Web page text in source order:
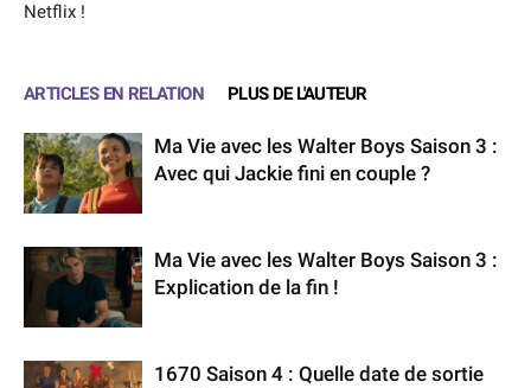
Netflix !
ARTICLES EN RELATION PLUS DE L'AUTEUR
Ma Vie avec les Walter Boys Saison 3 :
Avec qui Jackie fini en couple ?
Ma Vie avec les Walter Boys Saison 3 :
Explication de la fin !
1670 Saison 4 : Quelle date de sortie